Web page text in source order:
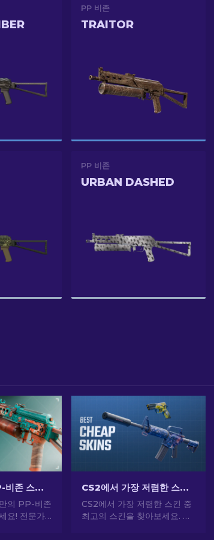
PP 비존
TRAITOR
PP 비존
URBAN DASHED
최고의 CS2 PP-비존 스킨 [2026]
의 PP-비존
요! 전문가
CS2에서 가장 저렴한 스킨 [2026]
CS2에서 가장 저렴한 스킨 중
최고의 스킨을 찾아보세요. 전